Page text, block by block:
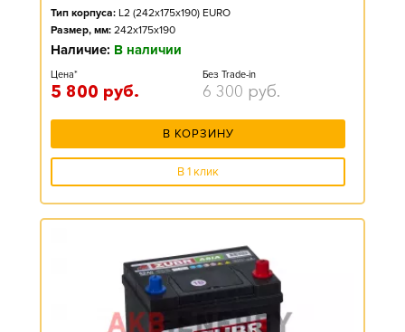
Тип корпуса: L2 (242x175x190) EURO
Размер, мм: 242x175x190
Наличие: В наличии
Цена*
5 800 руб.
Без Trade-in
6 300 руб.
В КОРЗИНУ
В 1 клик